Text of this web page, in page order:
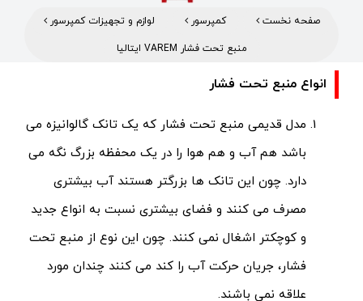
صفحه نخست کمپرسور لوازم و تجهیزات کمپرسور
منبع تحت فشار VAREM ایتالیا
انواع منبع تحت فشار
مدل قدیمی منبع تحت فشار که یک تانک گالوانیزه می
باشد هم آب و هم هوا را در یک محفظه بزرگ نگه می
دارد. چون این تانک ها بزرگتر هستند آب بیشتری
مصرف می کنند و فضای بیشتری نسبت به انواع جدید
و کوچکتر اشغال نمی کنند. چون این نوع از منبع تحت
فشار، جریان حرکت آب را کند می کنند چندان مورد
علاقه نمی باشند.